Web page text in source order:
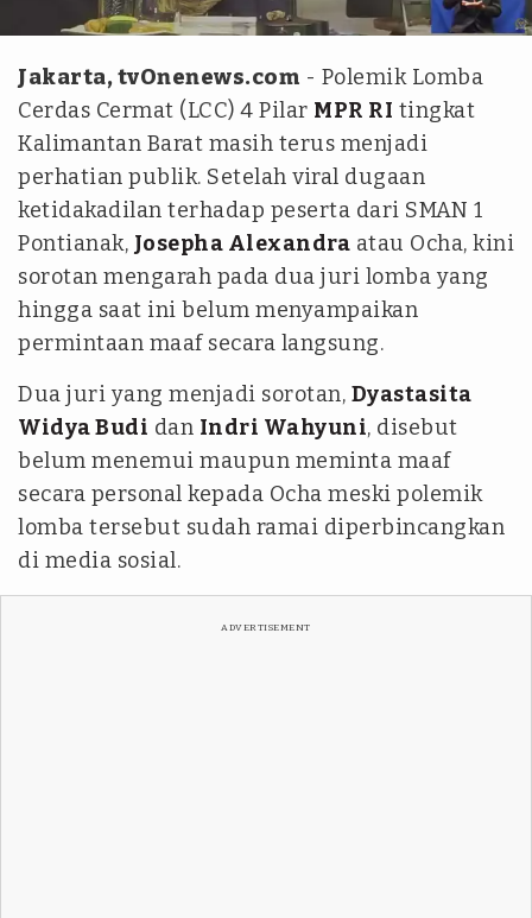
Tangkapan layar YouTube MPRGOID
Jakarta, tvOnenews.com - Polemik Lomba
Cerdas Cermat (LCC) 4 Pilar MPR RI tingkat
Kalimantan Barat masih terus menjadi
perhatian publik. Setelah viral dugaan
ketidakadilan terhadap peserta dari SMAN 1
Pontianak, Josepha Alexandra atau Ocha, kini
sorotan mengarah pada dua juri lomba yang
hingga saat ini belum menyampaikan
permintaan maaf secara langsung.
Dua juri yang menjadi sorotan, Dyastasita
Widya Budi dan Indri Wahyuni, disebut
belum menemui maupun meminta maaf
secara personal kepada Ocha meski polemik
lomba tersebut sudah ramai diperbincangkan
di media sosial.
ADVERTISEMENT